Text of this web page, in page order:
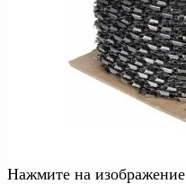
Нажмите на